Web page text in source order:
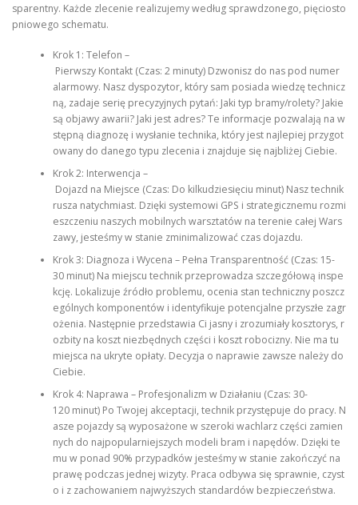
sparentny. Każde zlecenie realizujemy według sprawdzonego, pięciosto
pniowego schematu.
Krok 1: Telefon –
Pierwszy Kontakt (Czas: 2 minuty) Dzwonisz do nas pod numer
alarmowy. Nasz dyspozytor, który sam posiada wiedzę technicz
ną, zadaje serię precyzyjnych pytań: Jaki typ bramy/rolety? Jakie
są objawy awarii? Jaki jest adres? Te informacje pozwalają na w
stępną diagnozę i wysłanie technika, który jest najlepiej przygot
owany do danego typu zlecenia i znajduje się najbliżej Ciebie.
Krok 2: Interwencja –
Dojazd na Miejsce (Czas: Do kilkudziesięciu minut) Nasz technik
rusza natychmiast. Dzięki systemowi GPS i strategicznemu rozmi
eszczeniu naszych mobilnych warsztatów na terenie całej Wars
zawy, jesteśmy w stanie zminimalizować czas dojazdu.
Krok 3: Diagnoza i Wycena – Pełna Transparentność (Czas: 15-
30 minut) Na miejscu technik przeprowadza szczegółową inspe
kcję. Lokalizuje źródło problemu, ocenia stan techniczny poszcz
ególnych komponentów i identyfikuje potencjalne przyszłe zagr
ożenia. Następnie przedstawia Ci jasny i zrozumiały kosztorys, r
ozbity na koszt niezbędnych części i koszt robocizny. Nie ma tu
miejsca na ukryte opłaty. Decyzja o naprawie zawsze należy do
Ciebie.
Krok 4: Naprawa – Profesjonalizm w Działaniu (Czas: 30-
120 minut) Po Twojej akceptacji, technik przystępuje do pracy. N
asze pojazdy są wyposażone w szeroki wachlarz części zamien
nych do najpopularniejszych modeli bram i napędów. Dzięki te
mu w ponad 90% przypadków jesteśmy w stanie zakończyć na
prawę podczas jednej wizyty. Praca odbywa się sprawnie, czyst
o i z zachowaniem najwyższych standardów bezpieczeństwa.